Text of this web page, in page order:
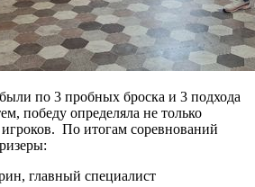
по 3 пробных броска и 3 подхода
победу определяла не только
игроков. По итогам соревнований
главный специалист